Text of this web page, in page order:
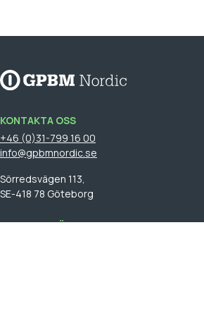
KONTAKTA OSS
+46 (0)31-799 16 00
info@gpbmnordic.se
Sörredsvägen 113,
SE-418 78 Göteborg
HITTA DIN SÄLJARE